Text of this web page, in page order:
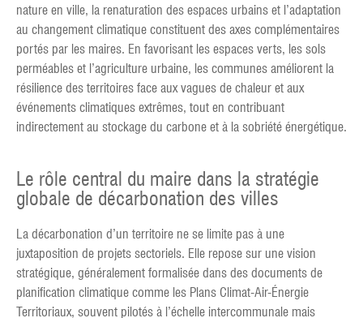
nature en ville, la renaturation des espaces urbains et l’adaptation
au changement climatique constituent des axes complémentaires
portés par les maires. En favorisant les espaces verts, les sols
perméables et l’agriculture urbaine, les communes améliorent la
résilience des territoires face aux vagues de chaleur et aux
événements climatiques extrêmes, tout en contribuant
indirectement au stockage du carbone et à la sobriété énergétique.
Le rôle central du maire dans la stratégie
globale de décarbonation des villes
La décarbonation d’un territoire ne se limite pas à une
juxtaposition de projets sectoriels. Elle repose sur une vision
stratégique, généralement formalisée dans des documents de
planification climatique comme les Plans Climat-Air-Énergie
Territoriaux, souvent pilotés à l’échelle intercommunale mais